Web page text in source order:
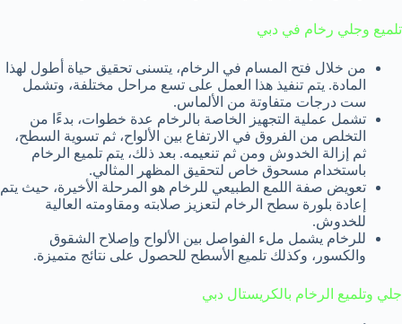
تلميع وجلي رخام في دبي
من خلال فتح المسام في الرخام، يتسنى تحقيق حياة أطول لهذا
المادة. يتم تنفيذ هذا العمل على تسع مراحل مختلفة، وتشمل
ست درجات متفاوتة من الألماس.
تشمل عملية التجهيز الخاصة بالرخام عدة خطوات، بدءًا من
التخلص من الفروق في الارتفاع بين الألواح، ثم تسوية السطح،
ثم إزالة الخدوش ومن ثم تنعيمه. بعد ذلك، يتم تلميع الرخام
باستخدام مسحوق خاص لتحقيق المظهر المثالي.
تعويض صفة اللمع الطبيعي للرخام هو المرحلة الأخيرة، حيث يتم
إعادة بلورة سطح الرخام لتعزيز صلابته ومقاومته العالية
للخدوش.
للرخام يشمل ملء الفواصل بين الألواح وإصلاح الشقوق
والكسور، وكذلك تلميع الأسطح للحصول على نتائج متميزة.
جلي وتلميع الرخام بالكريستال دبي